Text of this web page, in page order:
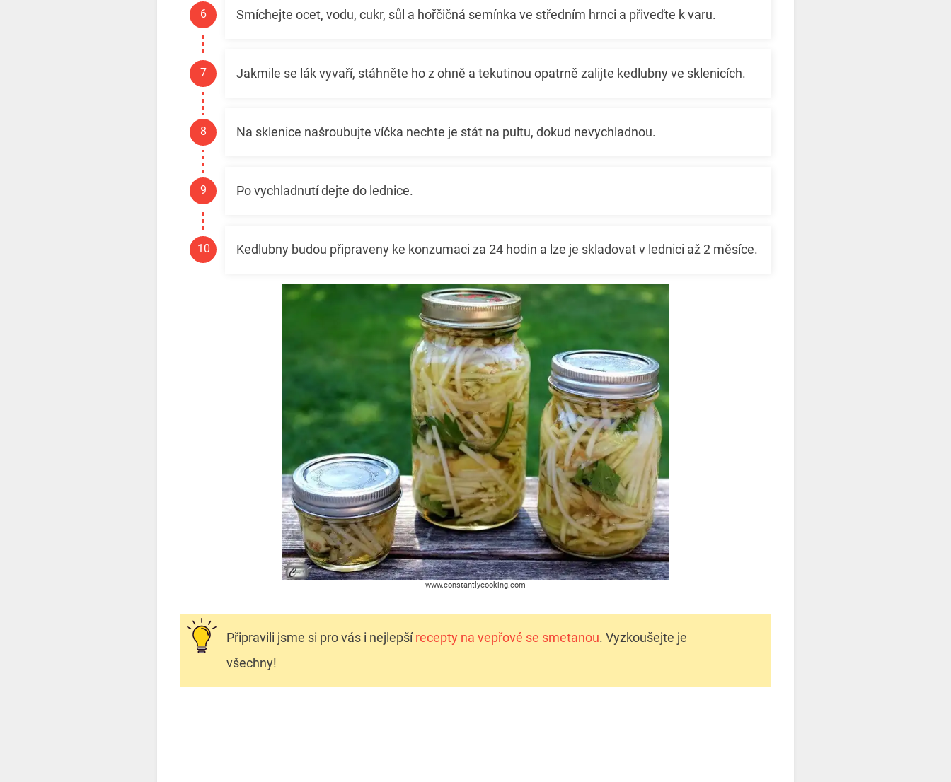
Smíchejte ocet, vodu, cukr, sůl a hořčičná semínka ve středním hrnci a přiveďte k varu.
Jakmile se lák vyvaří, stáhněte ho z ohně a tekutinou opatrně zalijte kedlubny ve sklenicích.
Na sklenice našroubujte víčka nechte je stát na pultu, dokud nevychladnou.
Po vychladnutí dejte do lednice.
Kedlubny budou připraveny ke konzumaci za 24 hodin a lze je skladovat v lednici až 2 měsíce.
www.constantlycooking.com
Připravili jsme si pro vás i nejlepšírecepty na vepřové se smetanou. Vyzkoušejte je
všechny!